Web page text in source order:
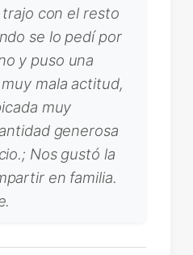
con el resto
se lo pedí por
y puso una
mala actitud,
muy
generosa
Nos gustó la
en familia.